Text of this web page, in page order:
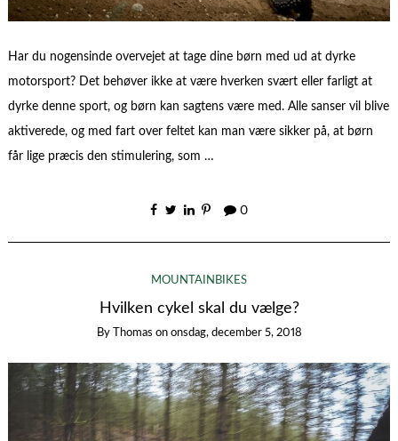
Har du nogensinde overvejet at tage dine børn med ud at dyrke
motorsport? Det behøver ikke at være hverken svært eller farligt at
dyrke denne sport, og børn kan sagtens være med. Alle sanser vil blive
aktiverede, og med fart over feltet kan man være sikker på, at børn
får lige præcis den stimulering, som …
0
MOUNTAINBIKES
Hvilken cykel skal du vælge?
By Thomas on onsdag, december 5, 2018